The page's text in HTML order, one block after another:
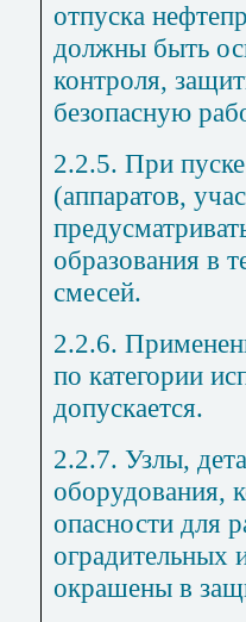
отпуска
должны быть
контроля,
безопасную
2.2.5. При
(аппаратов,
образования в
смесей.
2.2.6.
по категории
допускается.
2.2.7. Узлы,
оборудования,
опасности для
оградительных
окрашены в